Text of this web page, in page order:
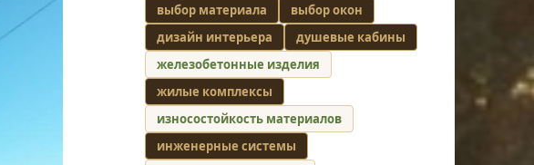
выбор материала
выбор окон
дизайн интерьера
душевые кабины
железобетонные изделия
жилые комплексы
износостойкость материалов
инженерные системы